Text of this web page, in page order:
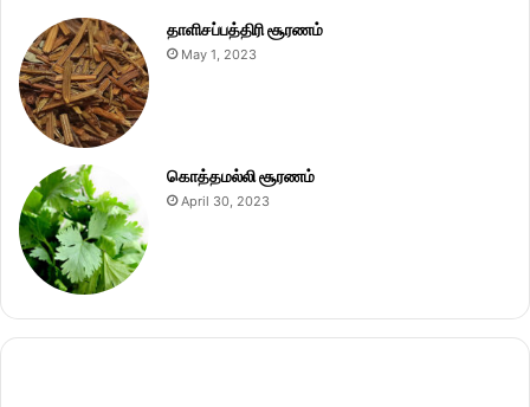
தாளிசப்பத்திரி சூரணம்
May 1, 2023
கொத்தமல்லி சூரணம்
April 30, 2023